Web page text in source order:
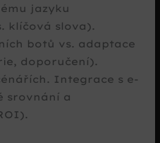
jazyku
klíčová slova).
botů vs. adaptace
doporučení).
Integrace s e-
srovnání a